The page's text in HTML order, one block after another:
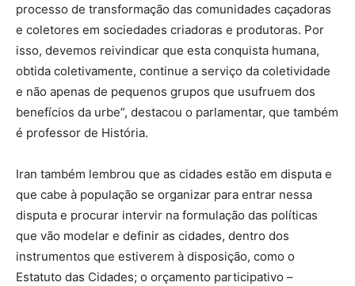
processo de transformação das comunidades caçadoras
e coletores em sociedades criadoras e produtoras. Por
isso, devemos reivindicar que esta conquista humana,
obtida coletivamente, continue a serviço da coletividade
e não apenas de pequenos grupos que usufruem dos
benefícios da urbe”, destacou o parlamentar, que também
é professor de História.
Iran também lembrou que as cidades estão em disputa e
que cabe à população se organizar para entrar nessa
disputa e procurar intervir na formulação das políticas
que vão modelar e definir as cidades, dentro dos
instrumentos que estiverem à disposição, como o
Estatuto das Cidades; o orçamento participativo –